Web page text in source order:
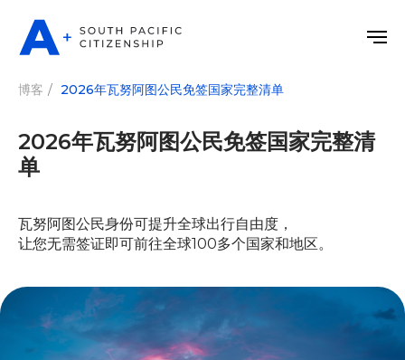
博客 / 2026年瓦努阿图公民免签国家完整清单
2026年瓦努阿图公民免签国家完整清
单
瓦努阿图公民身份可提升全球出行自由度，
让您无需签证即可前往全球100多个国家和地区。